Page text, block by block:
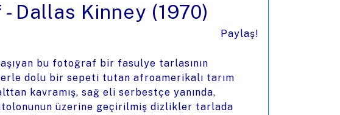
Dallas Kinney (1970)
Paylaş!
bu fotoğraf bir fasulye tarlasının
dolu bir sepeti tutan afroamerikalı tarım
kavramış, sağ eli serbestçe yanında,
üzerine geçirilmiş dizlikler tarlada